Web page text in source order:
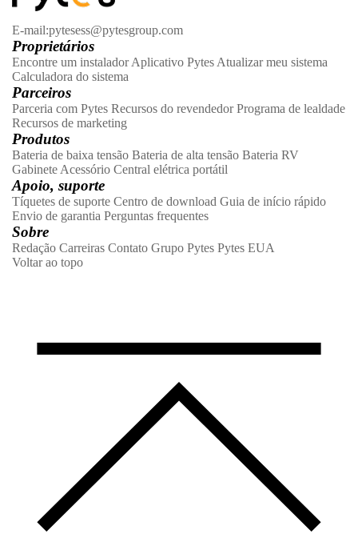
E-mail:pytesess@pytesgroup.com
Proprietários
Encontre um instalador Aplicativo Pytes Atualizar meu sistema
Calculadora do sistema
Parceiros
Parceria com Pytes Recursos do revendedor Programa de lealdade
Recursos de marketing
Produtos
Bateria de baixa tensão Bateria de alta tensão Bateria RV
Gabinete Acessório Central elétrica portátil
Apoio, suporte
Tíquetes de suporte Centro de download Guia de início rápido
Envio de garantia Perguntas frequentes
Sobre
Redação Carreiras Contato Grupo Pytes Pytes EUA
Voltar ao topo